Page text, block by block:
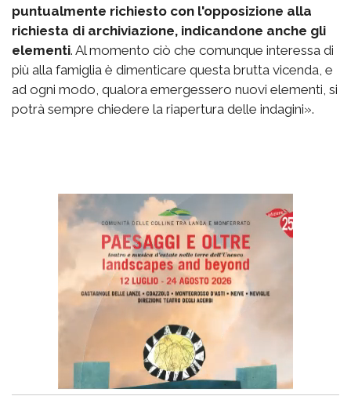
puntualmente richiesto con l'opposizione alla
richiesta di archiviazione, indicandone anche gli
elementi. Al momento ciò che comunque interessa di
più alla famiglia è dimenticare questa brutta vicenda, e
ad ogni modo, qualora emergessero nuovi elementi, si
potrà sempre chiedere la riapertura delle indagini».